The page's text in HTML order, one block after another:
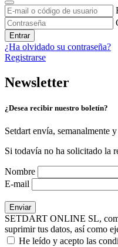
Entrar
¿Ha olvidado su contraseña?
Registrarse
Newsletter
¿Desea recibir nuestro boletín?
Setdart envía, semanalmente
Si todavía no ha solicitado la
Nombre
E-mail
SETDART ONLINE SL,
suprimir tus datos, así como
He leído y acepto las